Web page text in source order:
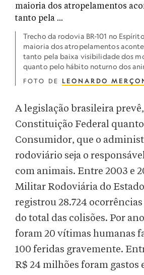
Trecho da rodovia BR-101 no
maioria dos atropelamentos
tanto pela baixa visibilidade dos
quanto pelo hábito noturno dos
FOTO DE LEONARDO
A legislação brasileira
Constituição Federal
Consumidor, que o
rodoviário seja o
com animais. Entre 2003 e
Militar Rodoviária do Estado
registrou 28.724
do total das colisões. Por
foram 20 vítimas humanas
100 feridas gravemente.
R$ 24 milhões foram gastos